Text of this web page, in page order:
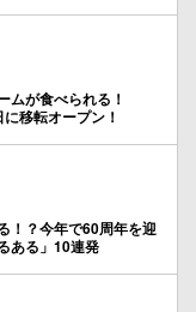
ムが食べられる！
移転オープン！
！？今年で60周年を迎
ある」10連発